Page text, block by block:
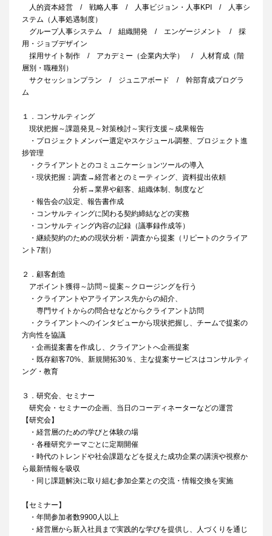
人的資本経営 / 戦略人事 / 人事ビジョン・人事KPI / 人事シ
ステム（人事処遇制度）
グループ人事システム / 組織開発 / エンゲージメント / 採
用・ジョブデザイン
採用サイト制作 / アカデミー（企業内大学） / 人材育成（階
層別・職種別）
サクセッションプラン / ジュニアボード / 幹部育成プログラ
ム
１．コンサルティング
現状把握～課題発見～対策検討～実行支援～成果報告
・プロジェクトメンバー選定やスケジュール調整、プロジェクト進
捗管理
・クライアントとのコミュニケーションツールの導入
・現状把握：調査→経営者とのミーティング、資料提出依頼
分析→業界や顧客、組織体制、制度など
・報告会の設定、報告書作成
・コンサルティングに関わる契約締結などの実務
・コンサルティング内容の記録（議事録作成等）
・継続契約のための現状分析・調査から提案（リピートのクライア
ント7割）
２．顧客創造
アポイント獲得～訪問～提案～クロージングを行う
・クライアントやアライアンス先からの紹介、
専門サイトからの問合せなどからクライアント訪問
・クライアントへのインタビューから現状把握し、チームで提案の
方向性を協議
・企画提案書を作成し、クライアントへ企画提案
・既存顧客70%、新規開拓30％、主な提案サービスはコンサルティ
ング・教育
３．研究会、セミナー
研究会・セミナーの企画、当日のコーディネーターなどの運営
【研究会】
・経営層のための学びと体験の場
・各種研究テーマごとに定期開催
・時代のトレンドや社会課題などを捉えた成功企業の講演や視察か
ら最新情報を吸収
・同じ課題解決に取り組む参加企業との交流・情報交換を実施
【セミナー】
・年間参加者数9900人以上
・経営層から新入社員まで実践的な学びを提供し、人づくりを通じ